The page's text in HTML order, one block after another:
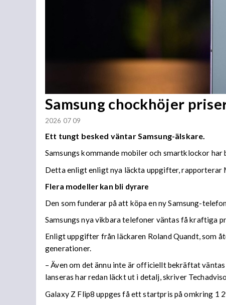
Samsung chockhöjer
2026 07 09
Ett tungt besked väntar Samsung-älskare.
Samsungs kommande mobiler och smartklockor
Detta enligt enligt nya läckta uppgifter, rapporterar
Flera modeller kan bli dyrare
Den som funderar på att köpa en ny Samsung-
Samsungs nya vikbara telefoner väntas få kraftiga
Enligt uppgifter från läckaren Roland Quandt, som
generationer.
– Även om det ännu inte är officiellt bekräftat
lanseras har redan läckt ut i detalj, skriver
Galaxy Z Flip8 uppges få ett startpris på omkring 1